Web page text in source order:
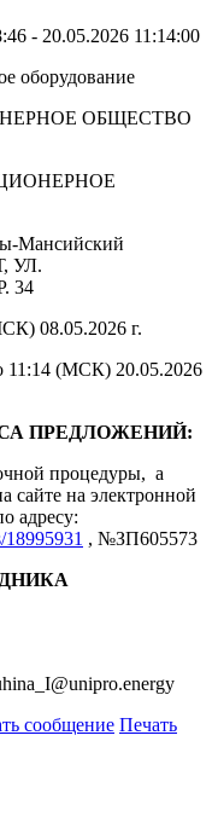
- 20.05.2026 11:14:00
оборудование
ОБЩЕСТВО
Мансийский
УЛ.
34
08.05.2026 г.
11:14 (МСК) 20.05.2026
ПРЕДЛОЖЕНИЙ:
процедуры, а
сайте на электронной
адресу:
, №ЗП605573
сообщение Печать